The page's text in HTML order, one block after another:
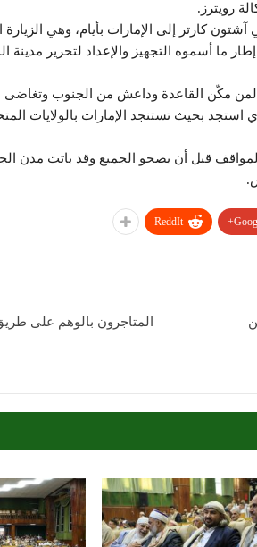
رويترز.
ما أسموه التجهيز والإعداد لتحرير مدينة
لمن مكّن القاعدة وداعش من الجنوب وتغاضى
استجد بحيث تستنجد الإمارات بالولايات
قبل أن يصحو الجميع وقد باتت مدن
ReddIt
المتاجرون بالوهم على